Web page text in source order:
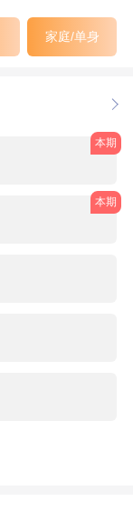
家庭/单身
本期
本期